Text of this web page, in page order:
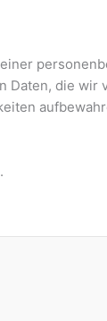
Daten, die wir